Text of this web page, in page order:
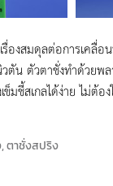
เรื่องสมดุลต่อการเ
น ตัวตาชั่งทำด้วย
ชี้สเกลได้ง่าย ไม่ต้อ
ตาชั่งสปริง